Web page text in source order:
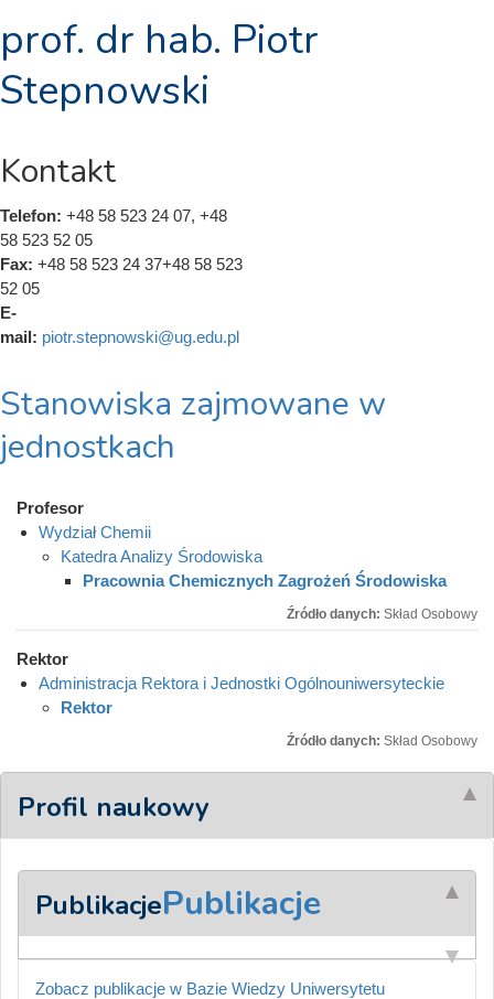
prof. dr hab. Piotr
Stepnowski
Kontakt
Telefon: +48 58 523 24 07, +48
58 523 52 05
Fax: +48 58 523 24 37+48 58 523
52 05
E-
mail: piotr.stepnowski@ug.edu.pl
Stanowiska zajmowane w
jednostkach
Profesor
Wydział Chemii
Katedra Analizy Środowiska
Pracownia Chemicznych Zagrożeń Środowiska
Źródło danych: Skład Osobowy
Rektor
Administracja Rektora i Jednostki Ogólnouniwersyteckie
Rektor
Źródło danych: Skład Osobowy
Profil naukowy
PublikacjePublikacje
Zobacz publikacje w Bazie Wiedzy Uniwersytetu